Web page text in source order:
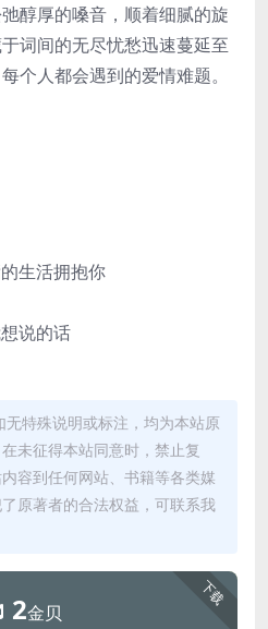
醇厚的嗓音，顺着细腻的旋
词间的无尽忧愁迅速蔓延至
个人都会遇到的爱情难题。
生活拥抱你
说的话
特殊说明或标注，均为本站原
未征得本站同意时，禁止复
容到任何网站、书籍等各类媒
原著者的合法权益，可联系我
下载
2金贝